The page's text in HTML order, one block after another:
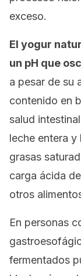
exceso.
El yogur
un pH que
a pesar de su
contenido en
salud
leche entera y
grasas
carga ácida
otros
En personas
fermentados